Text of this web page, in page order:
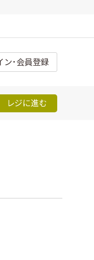
ン･会員登録
レジに進む